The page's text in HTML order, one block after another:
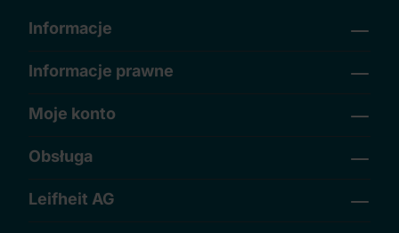
Informacje
Informacje prawne
Moje konto
Obsługa
Leifheit AG